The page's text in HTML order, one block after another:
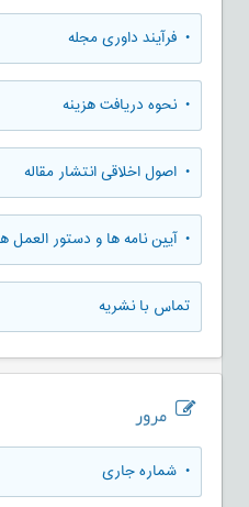
• فرآیند داوری مجله
• نحوه دریافت هزینه
• اصول اخلاقی انتشار مقاله
• آیین نامه ها و دستور العمل ها
تماس با نشریه
مرور
• شماره جاری